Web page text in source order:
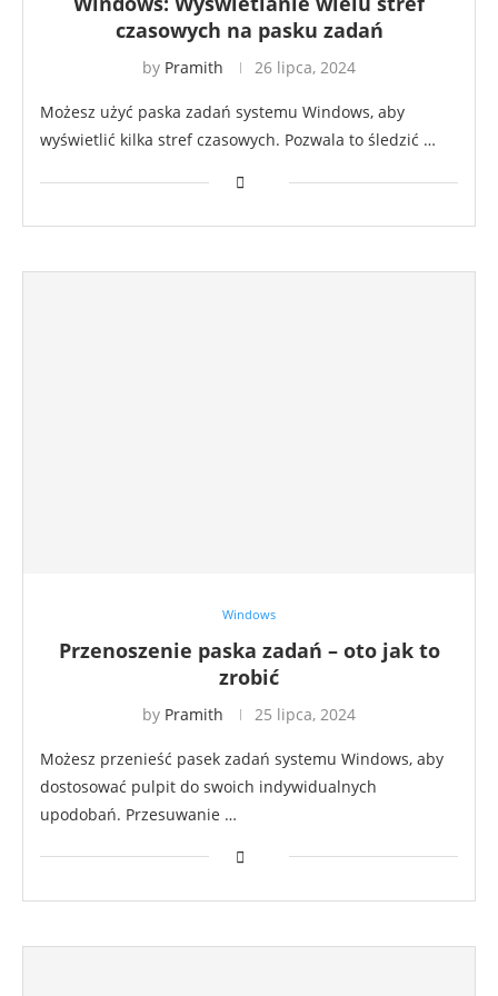
czasowych na pasku zadań
by Pramith 26 lipca, 2024
Możesz użyć paska zadań systemu Windows, aby
wyświetlić kilka stref czasowych. Pozwala to śledzić …
Windows
Przenoszenie paska zadań – oto jak to
zrobić
by Pramith 25 lipca, 2024
Możesz przenieść pasek zadań systemu Windows, aby
dostosować pulpit do swoich indywidualnych
upodobań. Przesuwanie …